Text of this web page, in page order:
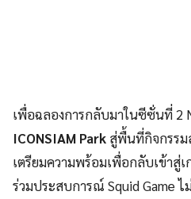
เพื่อฉลองการกลับมาในซีซั่นที่ 2
ICONSIAM Park สู่พื้นที่กิจกรร
เตรียมความพร้อมเพื่อกลับเข้าสู่
ร่วมประสบการณ์ Squid Game ไ